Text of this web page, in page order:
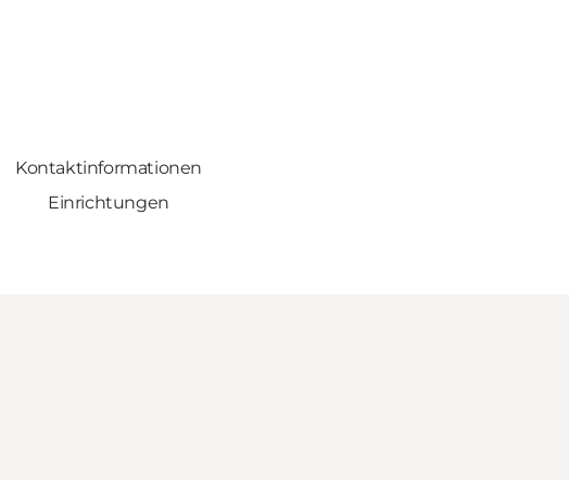
Kontaktinformationen
Einrichtungen